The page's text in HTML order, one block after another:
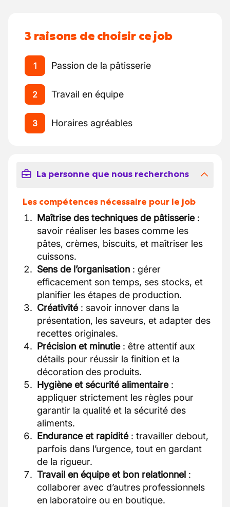
3 raisons de choisir ce job
1 Passion de la pâtisserie
2 Travail en équipe
3 Horaires agréables
La personne que nous recherchons
Les compétences nécessaire pour le job
Maîtrise des techniques de pâtisserie:
savoir réaliser les bases comme les
pâtes, crèmes, biscuits, et maîtriser les
cuissons.
Sens de l’organisation : gérer
efficacement son temps, ses stocks, et
planifier les étapes de production.
Créativité: savoir innover dans la
présentation, les saveurs, et adapter des
recettes originales.
Précision et minutie: être attentif aux
détails pour réussir la finition et la
décoration des produits.
Hygiène et sécurité alimentaire:
appliquer strictement les règles pour
garantir la qualité et la sécurité des
aliments.
Endurance et rapidité: travailler debout,
parfois dans l’urgence, tout en gardant
de la rigueur.
Travail en équipe et bon relationnel :
collaborer avec d’autres professionnels
en laboratoire ou en boutique.